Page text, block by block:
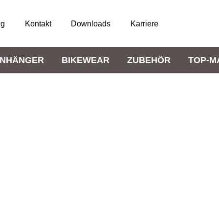
Kontakt Downloads Karriere
BIKEWEAR ZUBEHÖR TOP-